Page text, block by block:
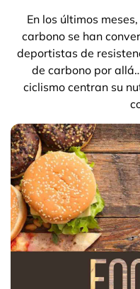
En los últimos
carbono se han
deportistas de
de carbono por
ciclismo centran su